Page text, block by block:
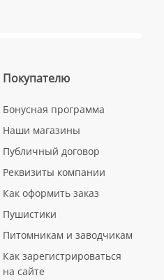
Покупателю
Бонусная программа
Наши магазины
Публичный договор
Реквизиты компании
Как оформить заказ
Пушистики
Питомникам и заводчикам
Как зарегистрироваться
на сайте